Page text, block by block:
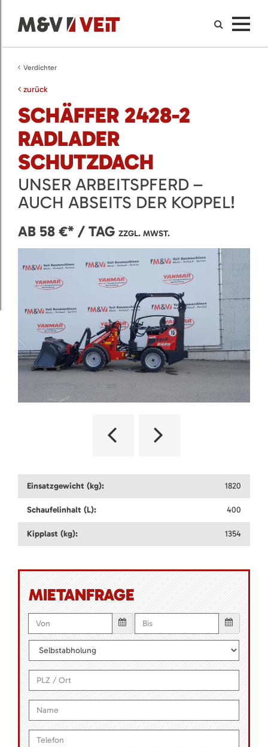
Verdichter
zurück
SCHÄFFER 2428-2
RADLADER
SCHUTZDACH
UNSER ARBEITSPFERD –
AUCH ABSEITS DER KOPPEL!
AB 58 €* / TAG ZZGL. MWST.
Einsatzgewicht (kg): 1820
Schaufelinhalt (L): 400
Kipplast (kg): 1354
MIETANFRAGE